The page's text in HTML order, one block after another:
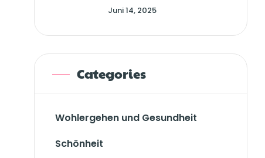
Juni 14, 2025
Categories
Wohlergehen und Gesundheit
Schönheit